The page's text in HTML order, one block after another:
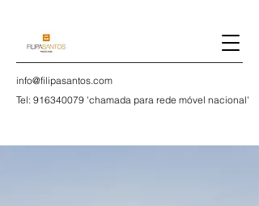
info@filipasantos.com
Tel: 916340079 'chamada para rede móvel nacional'